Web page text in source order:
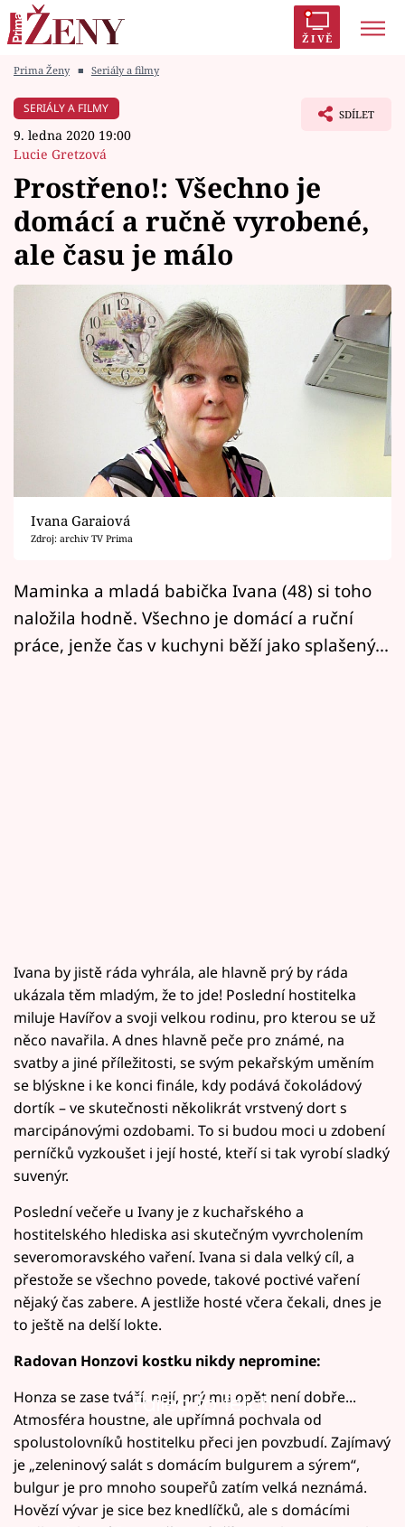
ŽIVĚ
Módní alarm
Témata
Celebrity
Vztahy
Seriály
Sledujte prima+
Filmový festival Karlovy Vary
Pořady
Mámy sobě
Přihlášení
Prima Ženy ■ Seriály a filmy
SERIÁLY A FILMY
9. ledna 2020 19:00
Lucie Gretzová
SDÍLET
Prostřeno!: Všechno je
domácí a ručně vyrobené,
ale času je málo
Ivana Garaiová
Zdroj: archiv TV Prima
Maminka a mladá babička Ivana (48) si toho
naložila hodně. Všechno je domácí a ruční
práce, jenže čas v kuchyni běží jako splašený...
Ivana by jistě ráda vyhrála, ale hlavně prý by ráda
ukázala těm mladým, že to jde! Poslední hostitelka
miluje Havířov a svoji velkou rodinu, pro kterou se už
něco navařila. A dnes hlavně peče pro známé, na
svatby a jiné příležitosti, se svým pekařským uměním
se blýskne i ke konci finále, kdy podává čokoládový
dortík – ve skutečnosti několikrát vrstvený dort s
marcipánovými ozdobami. To si budou moci u zdobení
perníčků vyzkoušet i její hosté, kteří si tak vyrobí sladký
suvenýr.
Poslední večeře u Ivany je z kuchařského a
hostitelského hlediska asi skutečným vyvrcholením
severomoravského vaření. Ivana si dala velký cíl, a
přestože se všechno povede, takové poctivé vaření
nějaký čas zabere. A jestliže hosté včera čekali, dnes je
to ještě na delší lokte.
Radovan Honzovi kostku nikdy nepromine:
Failed to fetch
Honza se zase tváří, nejí, prý mu opět není dobře...
Atmosféra houstne, ale upřímná pochvala od
spolustolovníků hostitelku přeci jen povzbudí. Zajímavý
je „zeleninový salát s domácím bulgurem a sýrem“,
bulgur je pro mnoho soupeřů zatím velká neznámá.
Hovězí vývar je sice bez knedlíčků, ale s domácími